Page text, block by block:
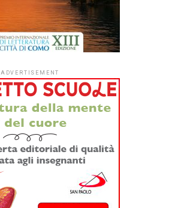
ADVERTISEMENT